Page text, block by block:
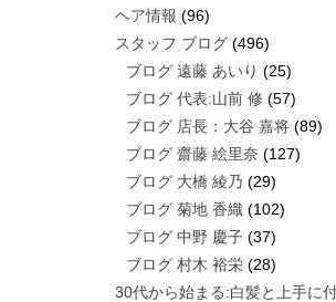
ヘア情報 (96)
スタッフ ブログ (496)
ブログ 遠藤 あいり (25)
ブログ 代表:山前 修 (57)
ブログ 店長：大谷 嘉将 (89)
ブログ 齋藤 絵里奈 (127)
ブログ 大橋 綾乃 (29)
ブログ 菊地 香織 (102)
ブログ 中野 慶子 (37)
ブログ 村木 裕栄 (28)
30代から始まる:白髪と上手に